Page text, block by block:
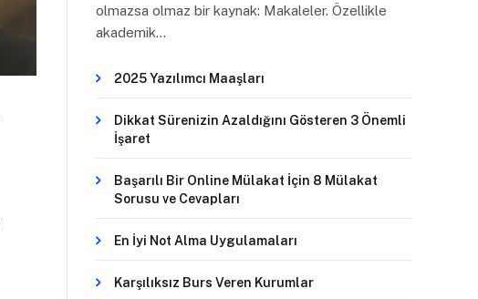
olmazsa olmaz bir kaynak: Makaleler. Özellikle
akademik…
2025 Yazılımcı Maaşları
Dikkat Sürenizin Azaldığını Gösteren 3 Önemli
İşaret
Başarılı Bir Online Mülakat İçin 8 Mülakat
Sorusu ve Cevapları
En İyi Not Alma Uygulamaları
Karşılıksız Burs Veren Kurumlar